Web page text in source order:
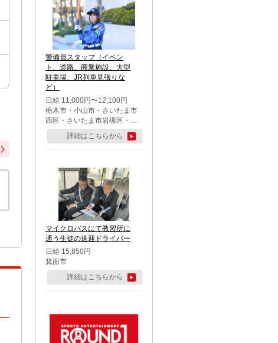
警備員スタッフ（イベン
ト、道路、商業施設、大型
駐車場、JR列車見張りな
ど）
日給 11,000円〜12,100円
栃木市・小山市・さいたま市
西区・さいたま市岩槻区・久
喜市・蓮田市
詳細はこちらから
マイクロバスにて教習所に
通う生徒の送迎ドライバー
日給 15,850円
箕面市
詳細はこちらから